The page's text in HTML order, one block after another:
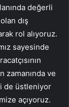
değerli
dış
rol alıyoruz.
sayesinde
zamanında ve
de üstleniyor
açıyoruz.